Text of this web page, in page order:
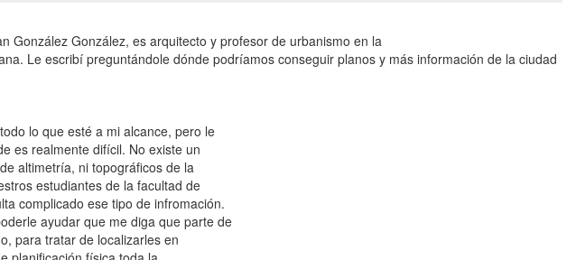
González González, es arquitecto y profesor de urbanismo en la
Le escribí preguntándole dónde podríamos conseguir planos y más información de la ciudad
lo que esté a mi alcance, pero le
es realmente difícil. No existe un
altimetría, ni topográficos de la
estudiantes de la facultad de
complicado ese tipo de infromación.
ayudar que me diga que parte de
para tratar de localizarles en